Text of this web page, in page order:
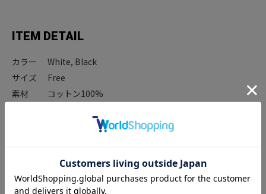
ITEM DETAIL
カラー
White, Black
サイズ
Free
素材
コットン100%
RECOMMEND